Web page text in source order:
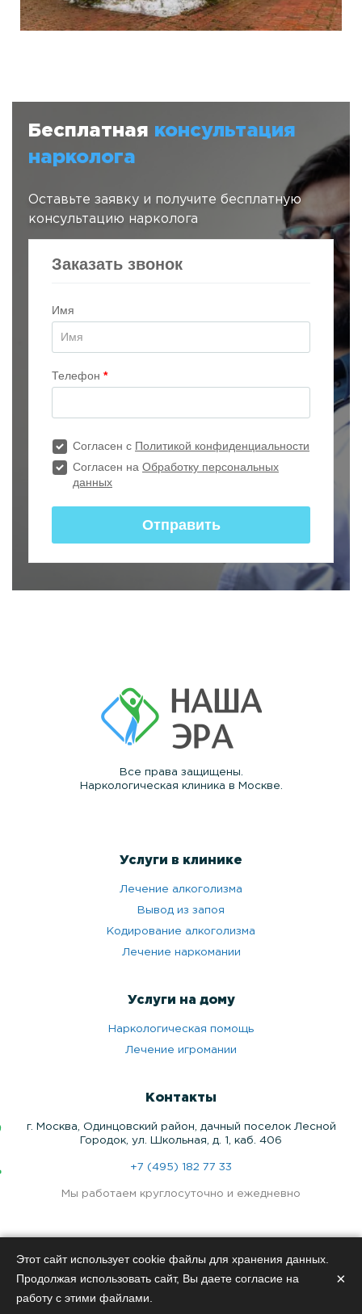
Бесплатная консультация
нарколога
Оставьте заявку и получите бесплатную
консультацию нарколога
Все права защищены.
Наркологическая клиника в Москве.
Услуги в клинике
Лечение алкоголизма
Вывод из запоя
Кодирование алкоголизма
Лечение наркомании
Услуги на дому
Наркологическая помощь
Лечение игромании
Контакты
г. Москва, Одинцовский район, дачный поселок Лесной
Городок, ул. Школьная, д. 1, каб. 406
+7 (495) 182 77 33
Мы работаем круглосуточно и ежедневно
Москва, Одинцовский район, дачный поселок Лесной
Городок, ул. Школьная, д. 1, каб. 406
Этот сайт использует cookie файлы для хранения данных.
Продолжая использовать сайт, Вы даете согласие на
работу с этими файлами.
×